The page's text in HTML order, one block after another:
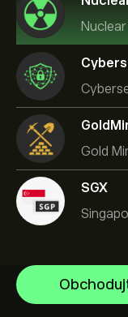
Gold
SGX
US Dollar Index
S&P500 Index